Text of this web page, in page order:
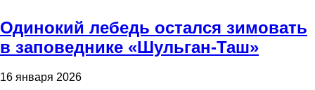
Одинокий лебедь остался зимовать
в заповеднике «Шульган-Таш»
16 января 2026